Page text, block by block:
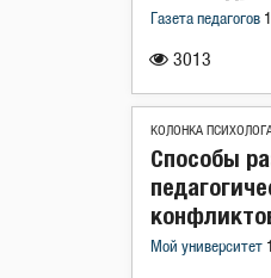
3013
Газета педагогов
КОЛОНКА
Способы
Мой университет